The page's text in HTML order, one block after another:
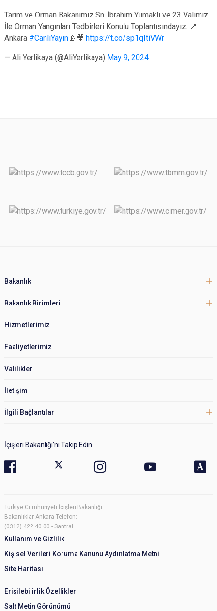
Tarım ve Orman Bakanımız Sn. İbrahim Yumaklı ve 23 Valimiz
İle Orman Yangınları Tedbirleri Konulu Toplantısındayız. 📍
Ankara #CanlıYayın📡🎥 https://t.co/sp1qItiVWr
— Ali Yerlikaya (@AliYerlikaya) May 9, 2024
Bakanlık
Bakanlık Birimleri
Hizmetlerimiz
Faaliyetlerimiz
Valilikler
İletişim
İlgili Bağlantılar
İçişleri Bakanlığı’nı Takip Edin
Türkiye Cumhuriyeti İçişleri Bakanlığı
Bakanlıklar Ankara Telefon:
(0312) 422 40 00 - Santral
Kullanım ve Gizlilik
Kişisel Verileri Koruma Kanunu Aydınlatma Metni
Site Haritası
Erişilebilirlik Özellikleri
Salt Metin Görünümü